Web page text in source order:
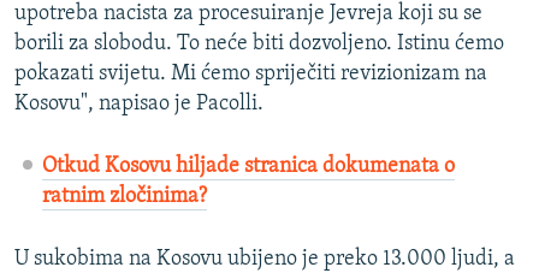
upotreba nacista za procesuiranje Jevreja koji su se
borili za slobodu. To neće biti dozvoljeno. Istinu ćemo
pokazati svijetu. Mi ćemo spriječiti revizionizam na
Kosovu", napisao je Pacolli.
Otkud Kosovu hiljade stranica dokumenata o
ratnim zločinima?
U sukobima na Kosovu ubijeno je preko 13.000 ljudi, a